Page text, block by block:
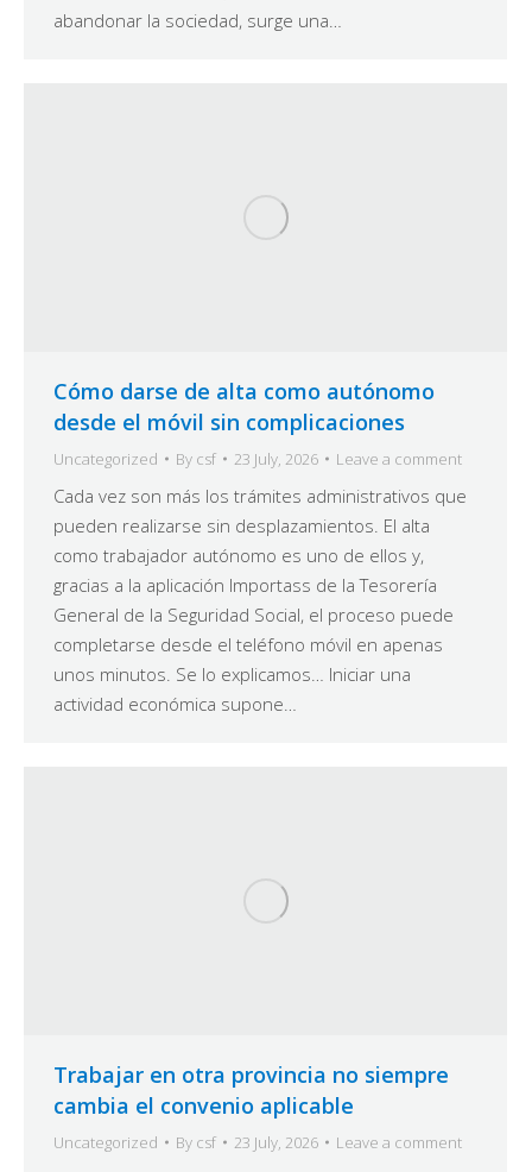
abandonar la sociedad, surge una…
Cómo darse de alta como autónomo
desde el móvil sin complicaciones
Uncategorized By csf 23 July, 2026 Leave a comment
Cada vez son más los trámites administrativos que
pueden realizarse sin desplazamientos. El alta
como trabajador autónomo es uno de ellos y,
gracias a la aplicación Importass de la Tesorería
General de la Seguridad Social, el proceso puede
completarse desde el teléfono móvil en apenas
unos minutos. Se lo explicamos… Iniciar una
actividad económica supone…
Trabajar en otra provincia no siempre
cambia el convenio aplicable
Uncategorized By csf 23 July, 2026 Leave a comment